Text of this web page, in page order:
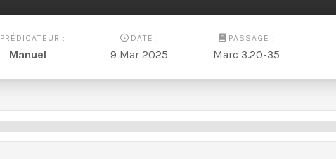
PRÉDICATEUR :
Manuel
DATE :
9 Mar 2025
PASSAGE :
Marc 3.20-35